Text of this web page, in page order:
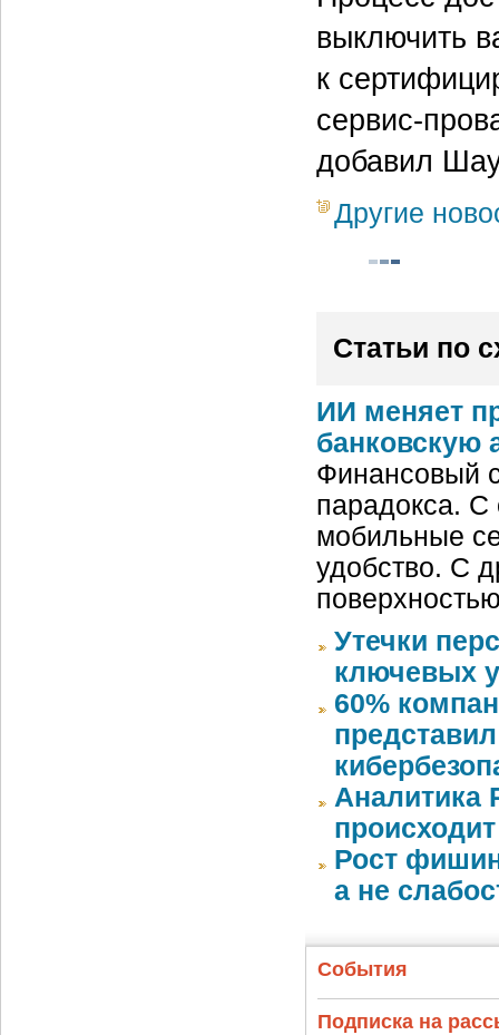
выключить
к
сервис-
добавил
Другие
Статьи по
ИИ меняет
банковскую
Финансовый
парадокса. С
мобильные
удобство. С
Утечки
ключевых
60%
Аналитика
Рост
а не
События
Подписка на